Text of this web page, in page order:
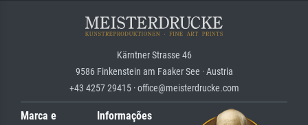
Kärntner Strasse 46
9586 Finkenstein am Faaker See · Austria
+43 4257 29415 · office@meisterdrucke.com
Marca e
Informações